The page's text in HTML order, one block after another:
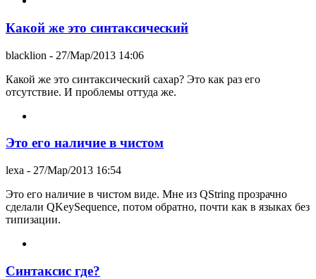
Какой же это синтаксический
blacklion - 27/Мар/2013 14:06
Какой же это синтаксический сахар? Это как раз его
отсутствие. И проблемы оттуда же.
Это его наличие в чистом
lexa - 27/Мар/2013 16:54
Это его наличие в чистом виде. Мне из QString прозрачно
сделали QKeySequence, потом обратно, почти как в языках без
типизации.
Синтаксис где?